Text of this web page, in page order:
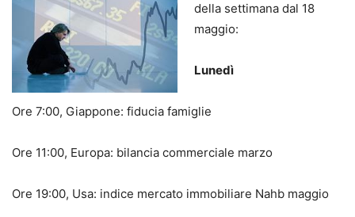
della settimana dal 18
maggio:
Lunedì
Ore 7:00, Giappone: fiducia famiglie
Ore 11:00, Europa: bilancia commerciale marzo
Ore 19:00, Usa: indice mercato immobiliare Nahb maggio